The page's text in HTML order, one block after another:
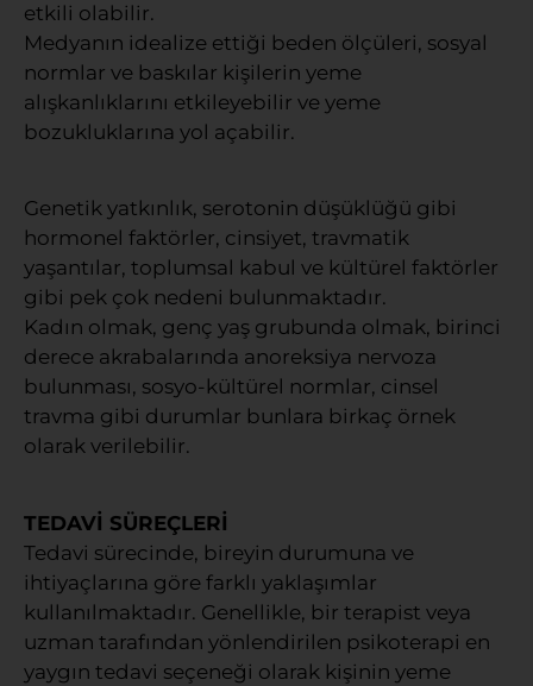
etkili olabilir.
Medyanın idealize ettiği beden ölçüleri, sosyal
normlar ve baskılar kişilerin yeme
alışkanlıklarını etkileyebilir ve yeme
bozukluklarına yol açabilir.
Genetik yatkınlık, serotonin düşüklüğü gibi
hormonel faktörler, cinsiyet, travmatik
yaşantılar, toplumsal kabul ve kültürel faktörler
gibi pek çok nedeni bulunmaktadır.
Kadın olmak, genç yaş grubunda olmak, birinci
derece akrabalarında anoreksiya nervoza
bulunması, sosyo-kültürel normlar, cinsel
travma gibi durumlar bunlara birkaç örnek
olarak verilebilir.
TEDAVİ SÜREÇLERİ
Tedavi sürecinde, bireyin durumuna ve
ihtiyaçlarına göre farklı yaklaşımlar
kullanılmaktadır. Genellikle, bir terapist veya
uzman tarafından yönlendirilen psikoterapi en
yaygın tedavi seçeneği olarak kişinin yeme